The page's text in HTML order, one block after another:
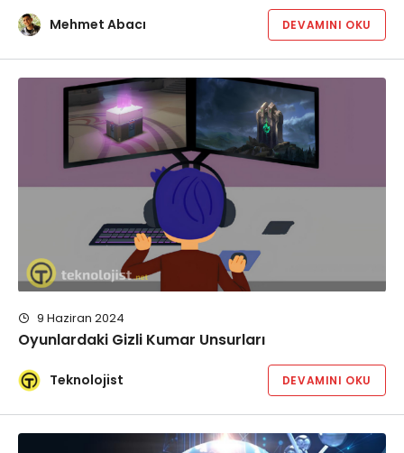
Mehmet Abacı DEVAMINI OKU
9 Haziran 2024
Oyunlardaki Gizli Kumar Unsurları
Teknolojist DEVAMINI OKU